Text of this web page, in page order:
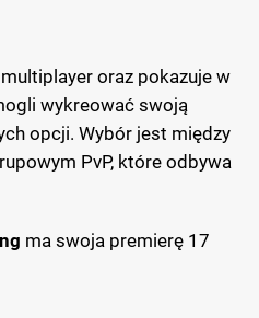
oraz pokazuje w
wykreować swoją
opcji. Wybór jest między
PvP, które odbywa
ma swoja premierę 17